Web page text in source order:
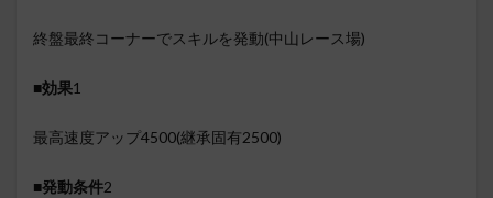
終盤最終コーナーでスキルを発動(中山レース場)
■効果1
最高速度アップ4500(継承固有2500)
■発動条件2